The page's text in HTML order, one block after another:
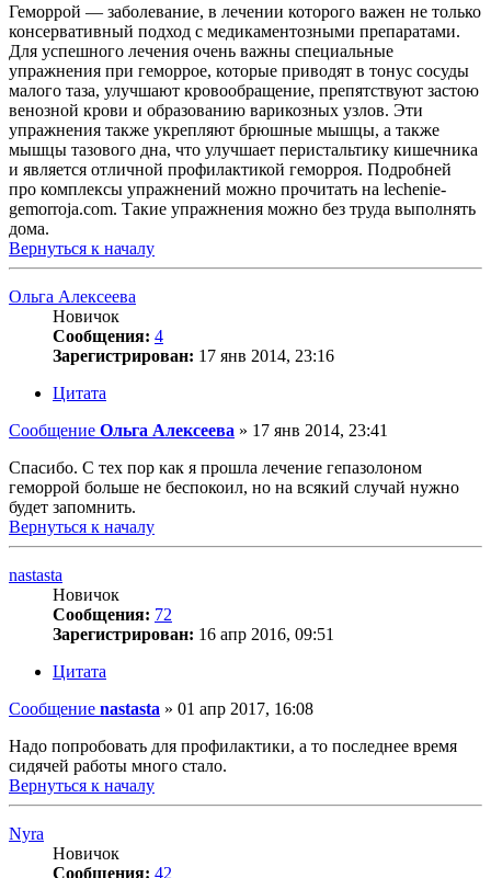
Геморрой — заболевание, в лечении которого важен не только
консервативный подход с медикаментозными препаратами.
Для успешного лечения очень важны специальные
упражнения при геморрое, которые приводят в тонус сосуды
малого таза, улучшают кровообращение, препятствуют застою
венозной крови и образованию варикозных узлов. Эти
упражнения также укрепляют брюшные мышцы, а также
мышцы тазового дна, что улучшает перистальтику кишечника
и является отличной профилактикой геморроя. Подробней
про комплексы упражнений можно прочитать на lechenie-
gemorroja.com. Такие упражнения можно без труда выполнять
дома.
Вернуться к началу
Ольга Алексеева
Новичок
Сообщения: 4
Зарегистрирован: 17 янв 2014, 23:16
Цитата
Сообщение Ольга Алексеева » 17 янв 2014, 23:41
Спасибо. С тех пор как я прошла лечение гепазолоном
геморрой больше не беспокоил, но на всякий случай нужно
будет запомнить.
Вернуться к началу
nastasta
Новичок
Сообщения: 72
Зарегистрирован: 16 апр 2016, 09:51
Цитата
Сообщение nastasta » 01 апр 2017, 16:08
Надо попробовать для профилактики, а то последнее время
сидячей работы много стало.
Вернуться к началу
Nyra
Новичок
Сообщения: 42